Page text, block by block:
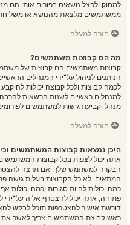
למחוק ולפצל נושאים בפורום אותו הם
ממשתמשים מלצאת מהנושא או משליחת
חזרה למעלה
מה הם קבוצות משתמשים?
קבוצות משתמשים הם קבוצות של
הניתנים לניהול על־ידי המנהלים
לכמה קבוצות ולכל קבוצה יכולות
למנהלים ראשיים לשנות הרשאות
מנהל וקביעת גישות למשתמשים
חזרה למעלה
היכן נמצאות קבוצות המשתמשים
אתה יכול לצפות בכל קבוצות
הבקרה למשתמש שלך. אם תרצה
המתאים. לא כל הקבוצות בעלות גישה
כמה יכולות להיות סגורות וכמה
פתוחה, אתה יכול להצטרף אליה
דורשת אישור להצטרפות תוכל לבקש
ראש קבוצת המשתמשים צריך לאשר את